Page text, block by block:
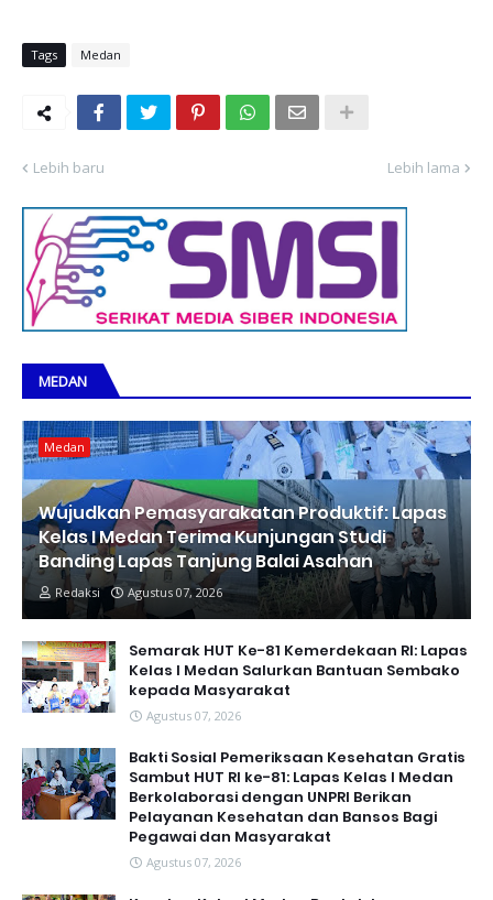
Tags Medan
Lebih baru Lebih lama
MEDAN
Medan
Wujudkan Pemasyarakatan Produktif: Lapas
Kelas I Medan Terima Kunjungan Studi
Banding Lapas Tanjung Balai Asahan
Redaksi Agustus 07, 2026
Semarak HUT Ke-81 Kemerdekaan RI: Lapas
Kelas I Medan Salurkan Bantuan Sembako
kepada Masyarakat
Agustus 07, 2026
Bakti Sosial Pemeriksaan Kesehatan Gratis
Sambut HUT RI ke-81: Lapas Kelas I Medan
Berkolaborasi dengan UNPRI Berikan
Pelayanan Kesehatan dan Bansos Bagi
Pegawai dan Masyarakat
Agustus 07, 2026